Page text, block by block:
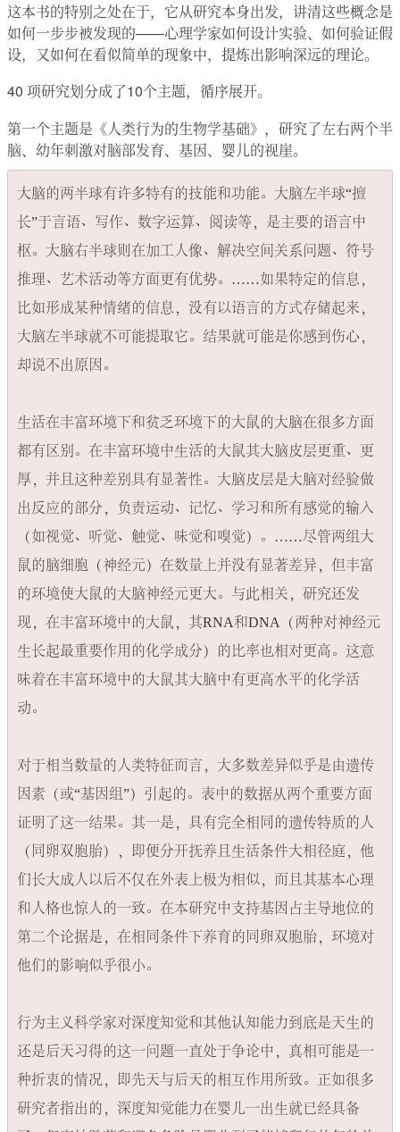
这本书的特别之处在于，它从研究本身出发，讲清这些概念是
如何一步步被发现的——心理学家如何设计实验、如何验证假
设，又如何在看似简单的现象中，提炼出影响深远的理论。
40 项研究划分成了10个主题，循序展开。
第一个主题是《人类行为的生物学基础》，研究了左右两个半
脑、幼年刺激对脑部发育、基因、婴儿的视崖。
大脑的两半球有许多特有的技能和功能。大脑左半球“擅
长”于言语、写作、数字运算、阅读等，是主要的语言中
枢。大脑右半球则在加工人像、解决空间关系问题、符号
推理、艺术活动等方面更有优势。……如果特定的信息，
比如形成某种情绪的信息，没有以语言的方式存储起来，
大脑左半球就不可能提取它。结果就可能是你感到伤心，
却说不出原因。
生活在丰富环境下和贫乏环境下的大鼠的大脑在很多方面
都有区别。在丰富环境中生活的大鼠其大脑皮层更重、更
厚，并且这种差别具有显著性。大脑皮层是大脑对经验做
出反应的部分，负责运动、记忆、学习和所有感觉的输入
（如视觉、听觉、触觉、味觉和嗅觉）​。……尽管两组大
鼠的脑细胞（神经元）在数量上并没有显著差异，但丰富
的环境使大鼠的大脑神经元更大。与此相关，研究还发
现，在丰富环境中的大鼠，其RNA和DNA（两种对神经元
生长起最重要作用的化学成分）的比率也相对更高。这意
味着在丰富环境中的大鼠其大脑中有更高水平的化学活
动。
对于相当数量的人类特征而言，大多数差异似乎是由遗传
因素（或“基因组”​）引起的。表中的数据从两个重要方面
证明了这一结果。其一是，具有完全相同的遗传特质的人
（同卵双胞胎）​，即便分开抚养且生活条件大相径庭，他
们长大成人以后不仅在外表上极为相似，而且其基本心理
和人格也惊人的一致。在本研究中支持基因占主导地位的
第二个论据是，在相同条件下养育的同卵双胞胎，环境对
他们的影响似乎很小。
行为主义科学家对深度知觉和其他认知能力到底是天生的
还是后天习得的这一问题一直处于争论中，真相可能是一
种折衷的情况，即先天与后天的相互作用所致。正如很多
研究者指出的，深度知觉能力在婴儿一出生就已经具备